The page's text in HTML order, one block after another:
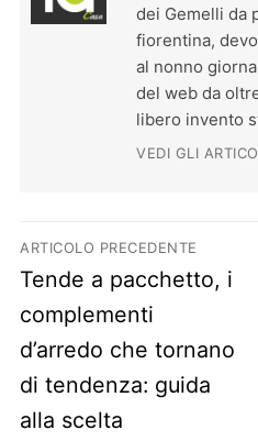
dei Gemelli da
fiorentina,
al nonno
del web da
libero invento
VEDI GLI
Navigazione
ARTICOLO PRECEDENTE
Previous post:
Tende a pacchetto, i
complementi
d’arredo che tornano
di tendenza: guida
alla scelta